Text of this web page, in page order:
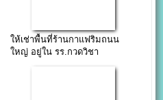
ให้เช่าพื้นที่ร้านกาแฟริมถนน
ใหญ่ อยู่ใน รร.กวดวิชา